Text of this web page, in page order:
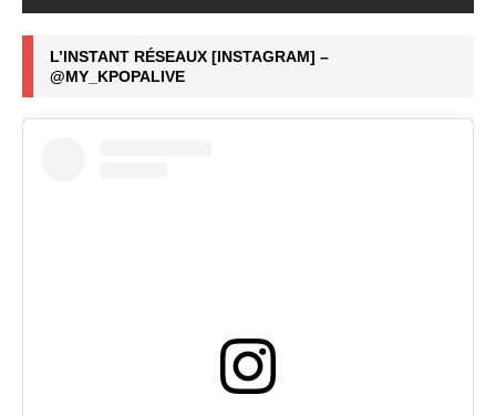
L’INSTANT RÉSEAUX [INSTAGRAM] –
@MY_KPOPALIVE